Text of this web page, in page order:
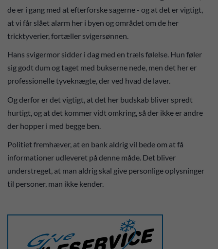
de er i gang med at efterforske sagerne - og at det er vigtigt,
at vi får slået alarm her i byen og området om de her
tricktyverier, fortæller svigersønnen.
Hans svigermor sidder i dag med en træls følelse. Hun føler
sig godt dum og taget med bukserne nede, men det her er
professionelle tyveknægte, der ved hvad de laver.
Og derfor er det vigtigt, at det her budskab bliver spredt
hurtigt, og at det kommer vidt omkring, så der ikke er andre
der hopper i med begge ben.
Politiet fremhæver, at en bank aldrig vil bede om at få
informationer udleveret på denne måde. Det bliver
understreget, at man aldrig skal give personlige oplysninger
til personer, man ikke kender.